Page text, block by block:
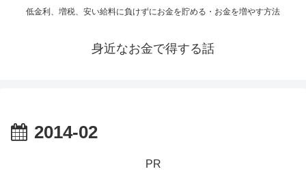
低金利、増税、安い給料に負けずにお金を貯める・お金を増やす方法
身近なお金で得する話
2014-02
PR